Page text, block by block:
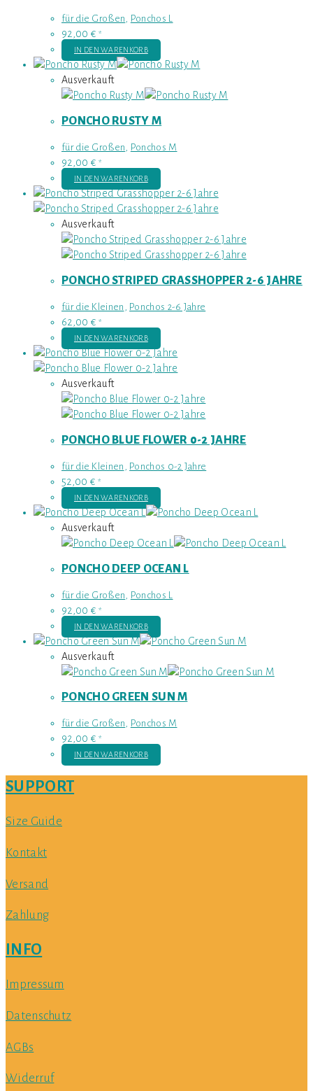
für die Großen, Ponchos L
92,00 € *
IN DEN WARENKORB
Ausverkauft
PONCHO RUSTY M
für die Großen Ponchos M
92,00 € *
IN DEN WARENKORB
Ausverkauft
PONCHO STRIPED GRASSHOPPER 2-6 JAHRE
für die Kleinen Ponchos 2-6 Jahre
62,00 € *
IN DEN WARENKORB
Ausverkauft
PONCHO BLUE FLOWER 0-2 JAHRE
für die Kleinen Ponchos 0-2 Jahre
52,00 € *
IN DEN WARENKORB
Ausverkauft
PONCHO DEEP OCEAN L
für die Großen Ponchos L
92,00 € *
IN DEN WARENKORB
Ausverkauft
PONCHO GREEN SUN M
für die Großen, Ponchos M
92,00 € *
IN DEN WARENKORB
SUPPORT
Size Guide​
Kontakt
Versand
Zahlung
INFO
Impressum
Datenschutz
AGBs
Widerruf